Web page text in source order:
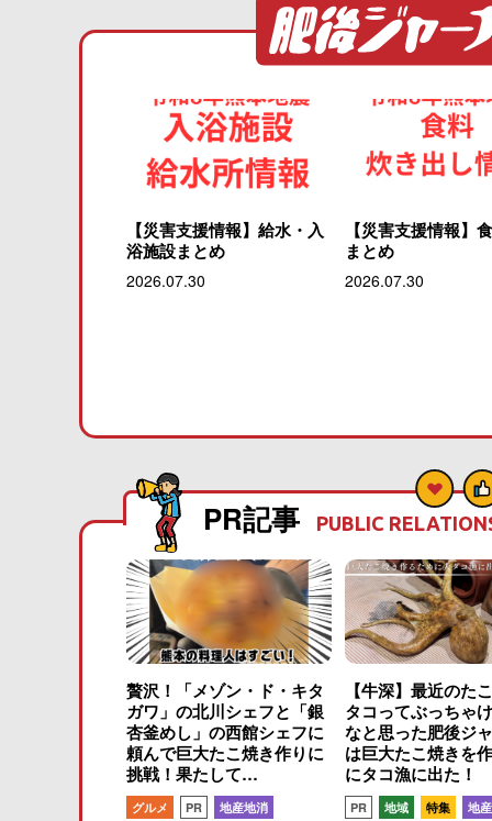
【災害支援情報】給水・入
浴施設まとめ
2026.07.30
【災害支援情報】
まとめ
2026.07.30
PR記事 PUBLIC
贅沢！「メゾン・ド・キタ
ガワ」の北川シェフと「銀
杏釜めし」の西館シェフに
頼んで巨大たこ焼き作りに
挑戦！果たして…
グルメ PR 地産地消
【牛深】最近のた
タコってぶっちゃ
なと思った肥後ジ
は巨大たこ焼きを
にタコ漁に出た！
PR 地域 特集 地